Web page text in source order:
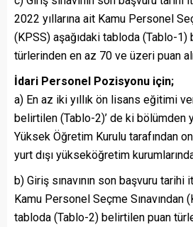
2022 yıllarına ait Kamu Personel
(KPSS) aşağıdaki tabloda (Tablo-1)
türlerinden en az 70 ve üzeri puan
İdari Personel Pozisyonu için;
a) En az iki yıllık ön lisans eğitimi
belirtilen (Tablo-2)’ de ki bölümden
Yüksek Öğretim Kurulu tarafından
yurt dışı yükseköğretim
b) Giriş sınavının son başvuru tarihi
Kamu Personel Seçme Sınavından
tabloda (Tablo-2) belirtilen puan